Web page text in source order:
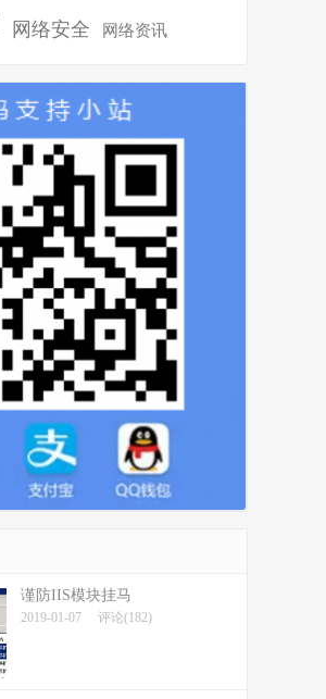
网络安全 网络资讯
谨防IIS模块挂马
2019-01-07 评论(182)